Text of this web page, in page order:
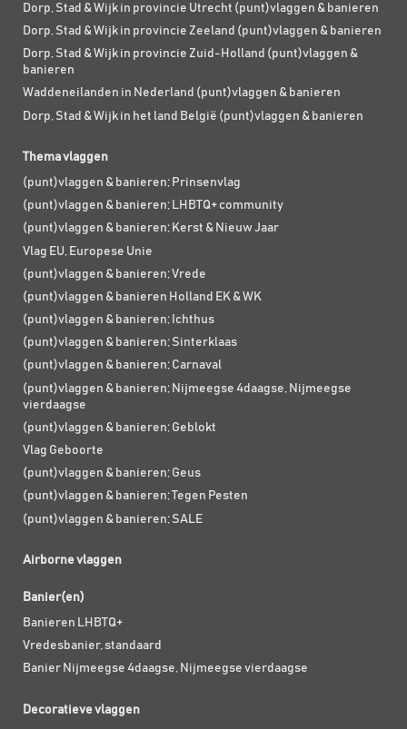
Dorp, Stad & Wijk in provincie Utrecht (punt)vlaggen & banieren
Dorp, Stad & Wijk in provincie Zeeland (punt)vlaggen & banieren
Dorp, Stad & Wijk in provincie Zuid-Holland (punt)vlaggen &
banieren
Waddeneilanden in Nederland (punt)vlaggen & banieren
Dorp, Stad & Wijk in het land België (punt)vlaggen & banieren
Thema vlaggen
(punt)vlaggen & banieren; Prinsenvlag
(punt)vlaggen & banieren; LHBTQ+ community
(punt)vlaggen & banieren; Kerst & Nieuw Jaar
Vlag EU, Europese Unie
(punt)vlaggen & banieren; Vrede
(punt)vlaggen & banieren Holland EK & WK
(punt)vlaggen & banieren; Ichthus
(punt)vlaggen & banieren; Sinterklaas
(punt)vlaggen & banieren; Carnaval
(punt)vlaggen & banieren; Nijmeegse 4daagse, Nijmeegse
vierdaagse
(punt)vlaggen & banieren; Geblokt
Vlag Geboorte
(punt)vlaggen & banieren; Geus
(punt)vlaggen & banieren; Tegen Pesten
(punt)vlaggen & banieren; SALE
Airborne vlaggen
Banier(en)
Banieren LHBTQ+
Vredesbanier, standaard
Banier Nijmeegse 4daagse, Nijmeegse vierdaagse
Decoratieve vlaggen